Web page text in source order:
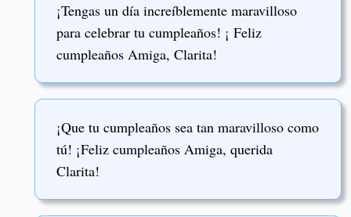
¡Tengas un día increíblemente maravilloso
para celebrar tu cumpleaños! ¡ Feliz
cumpleaños Amiga, Clarita!
¡Que tu cumpleaños sea tan maravilloso como
tú! ¡Feliz cumpleaños Amiga, querida
Clarita!